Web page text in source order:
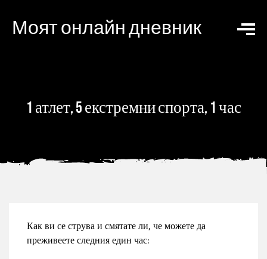
Моят онлайн дневник
1 атлет, 5 екстремни спорта, 1 час
Как ви се струва и смятате ли, че можете да
преживеете следния един час: